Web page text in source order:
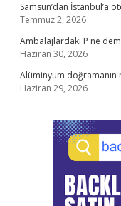
Samsun’dan İstanbul’a
Temmuz 2, 2026
Ambalajlardaki P ne
Haziran 30, 2026
Alüminyum doğramanın
Haziran 29, 2026